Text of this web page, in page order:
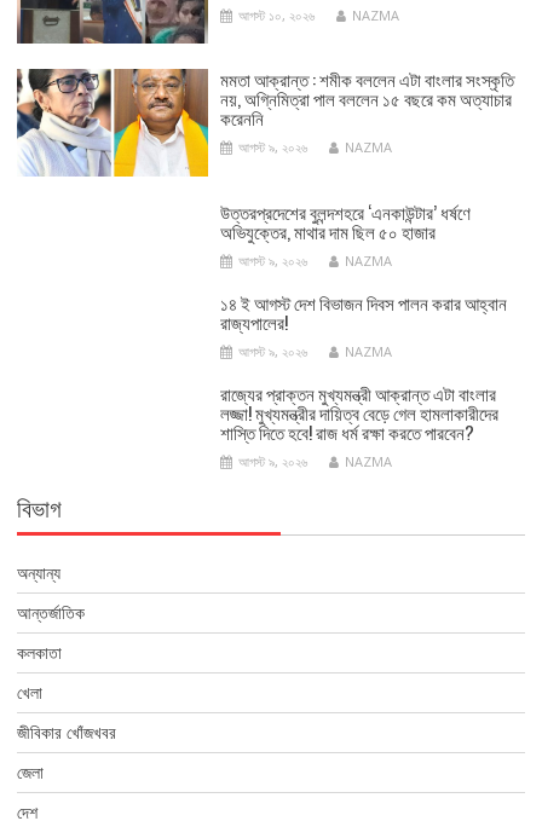
আগস্ট ১০, ২০২৬ NAZMA
মমতা আক্রান্ত : শমীক বললেন এটা বাংলার সংস্কৃতি
নয়, অগ্নিমিত্রা পাল বললেন ১৫ বছরে কম অত্যাচার
করেননি
আগস্ট ৯, ২০২৬ NAZMA
উত্তরপ্রদেশের বুলন্দশহরে ‘এনকাউন্টার’ ধর্ষণে
অভিযুক্তের, মাথার দাম ছিল ৫০ হাজার
আগস্ট ৯, ২০২৬ NAZMA
১৪ ই আগস্ট দেশ বিভাজন দিবস পালন করার আহ্বান
রাজ্যপালের!
আগস্ট ৯, ২০২৬ NAZMA
রাজ্যের প্রাক্তন মুখ্যমন্ত্রী আক্রান্ত এটা বাংলার
লজ্জা! মুখ্যমন্ত্রীর দায়িত্ব বেড়ে গেল হামলাকারীদের
শাস্তি দিতে হবে! রাজ ধর্ম রক্ষা করতে পারবেন?
আগস্ট ৯, ২০২৬ NAZMA
বিভাগ
অন্যান্য
আন্তর্জাতিক
কলকাতা
খেলা
জীবিকার খোঁজখবর
জেলা
দেশ